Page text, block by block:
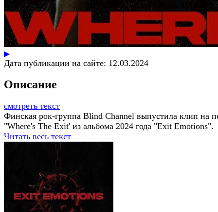
▶
Дата публикации на сайте: 12.03.2024
Описание
смотреть текст
Финская рок-группа Blind Channel выпустила клип на
"Where's The Exit' из альбома 2024 года "Exit Emotions".
Читать весь текст